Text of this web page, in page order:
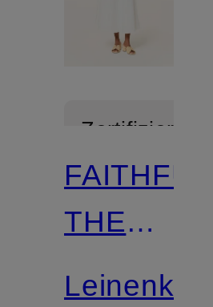
Zertifiziert
FAITHFULL
THE
BRAND
Leinenkleid